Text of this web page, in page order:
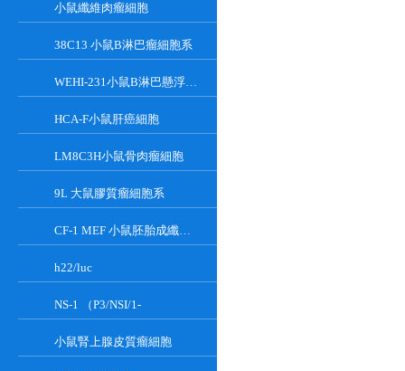
小鼠纖維肉瘤細胞
38C13 小鼠B淋巴瘤細胞系
WEHI-231小鼠B淋巴懸浮細胞系
HCA-F小鼠肝癌細胞
LM8C3H小鼠骨肉瘤細胞
9L 大鼠膠質瘤細胞系
CF-1 MEF 小鼠胚胎成纖維細胞系
h22/luc
NS-1 （P3/NSI/1-
小鼠腎上腺皮質瘤細胞